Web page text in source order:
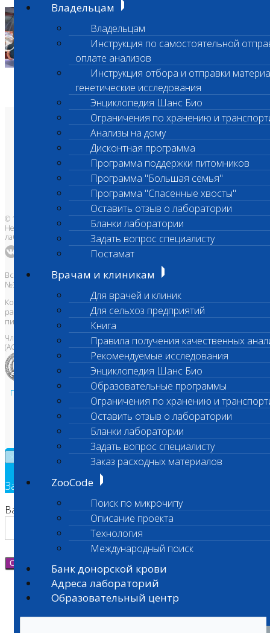
Владельцам
Владельцам
Инструкция по самостоятельной
оплате анализов
Инструкция отбора и отправки
генетические исследования
Энциклопедия Шанс Био
Ограничения по хранению и
Анализы на дому
Дисконтная программа
Программа поддержки питомников
Программа "Большая семья"
Программа "Спасенные хвосты"
Оставить отзыв о лаборатории
Бланки лаборатории
Задать вопрос специалисту
Постамат
Врачам и клиникам
Для врачей и клиник
Для сельхоз предприятий
Книга
Правила получения качественных
Рекомендуемые исследования
Энциклопедия Шанс Био
Образовательные программы
Ограничения по хранению и
Оставить отзыв о лаборатории
Бланки лаборатории
Задать вопрос специалисту
Заказ расходных материалов
ZooCode
Поиск по микрочипу
Описание проекта
Технология
Международный поиск
Банк донорской крови
Адреса лабораторий
Образовательный центр
От укусов клещей спасают
четвероногие доноры
О лаборатории
Анализы и цены
Ветеринарные центры
Владельцам
Врачам и клиникам
Бланки лаборатории
Банк донорской крови
Адреса лабораторий
© 1996-2026
Независимая ветеринарная
лаборатория Шанс Био
Все права защищены и охраняются законом. Товарный знак
№395740 от 2008 г. ООО "ШАНС БИО"
Копирование, тиражирование, а также использование материалов,
размещенных на сайтеwww.vetlab.ruвозможно только с
письменного разрешения Правообладателя
Член Национальной ветеринарной палаты
(АСРО НВП)
Политика в области персональных данных и конфиденциальности
Пользовательское соглашение
Техническая поддержка
Заявка на обратный звонок
Ваш номер телефона
Отправить